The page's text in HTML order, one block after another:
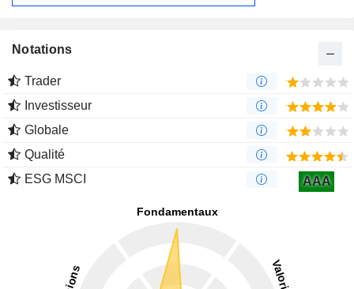
Notations
Trader
Investisseur
Globale
Qualité
ESG MSCI
AAA